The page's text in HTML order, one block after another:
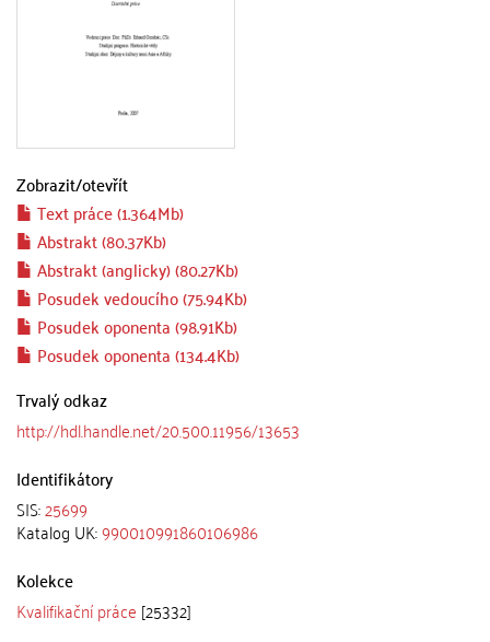
Zobrazit/otevřít
Text práce (1.364Mb)
Abstrakt (80.37Kb)
Abstrakt (anglicky) (80.27Kb)
Posudek vedoucího (75.94Kb)
Posudek oponenta (98.91Kb)
Posudek oponenta (134.4Kb)
Trvalý odkaz
http://hdl.handle.net/20.500.11956/13653
Identifikátory
SIS:25699
Katalog UK:990010991860106986
Kolekce
Kvalifikační práce [25332]